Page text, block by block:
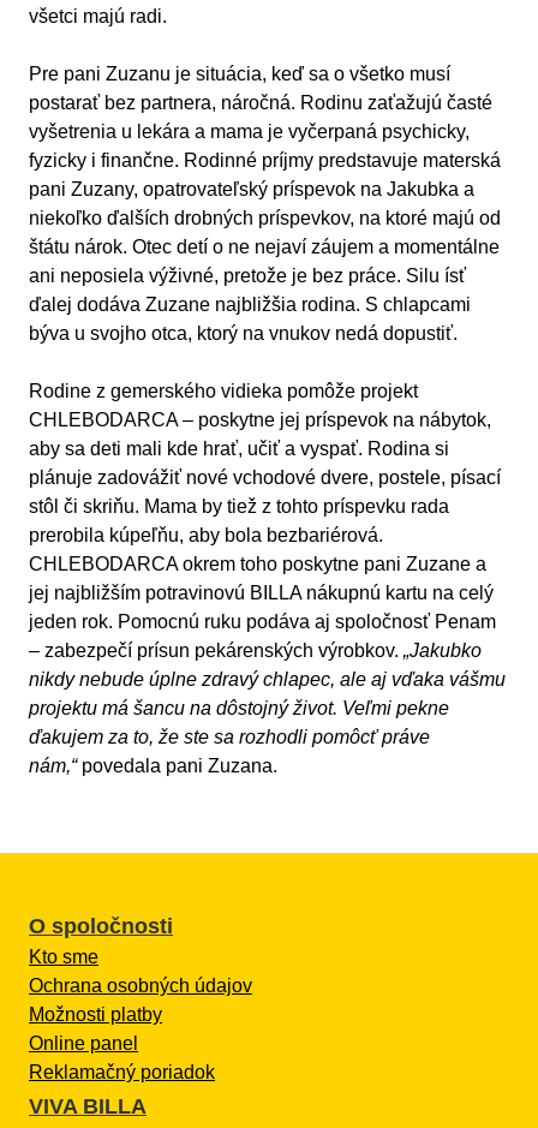
všetci majú radi.
Pre pani Zuzanu je situácia, keď sa o všetko musí
postarať bez partnera, náročná. Rodinu zaťažujú časté
vyšetrenia u lekára a mama je vyčerpaná psychicky,
fyzicky i finančne. Rodinné príjmy predstavuje materská
pani Zuzany, opatrovateľský príspevok na Jakubka a
niekoľko ďalších drobných príspevkov, na ktoré majú od
štátu nárok. Otec detí o ne nejaví záujem a momentálne
ani neposiela výživné, pretože je bez práce. Silu ísť
ďalej dodáva Zuzane najbližšia rodina. S chlapcami
býva u svojho otca, ktorý na vnukov nedá dopustiť.
Rodine z gemerského vidieka pomôže projekt
CHLEBODARCA – poskytne jej príspevok na nábytok,
aby sa deti mali kde hrať, učiť a vyspať. Rodina si
plánuje zadovážiť nové vchodové dvere, postele, písací
stôl či skriňu. Mama by tiež z tohto príspevku rada
prerobila kúpeľňu, aby bola bezbariérová.
CHLEBODARCA okrem toho poskytne pani Zuzane a
jej najbližším potravinovú BILLA nákupnú kartu na celý
jeden rok. Pomocnú ruku podáva aj spoločnosť Penam
– zabezpečí prísun pekárenských výrobkov. „Jakubko
nikdy nebude úplne zdravý chlapec, ale aj vďaka vášmu
projektu má šancu na dôstojný život. Veľmi pekne
ďakujem za to, že ste sa rozhodli pomôcť práve
nám,“povedala pani Zuzana.
O spoločnosti
Kto sme
Ochrana osobných údajov
Možnosti platby
Online panel
Reklamačný poriadok
VIVA BILLA